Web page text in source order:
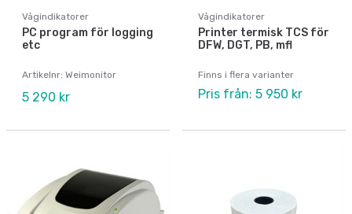
Vågindikatorer
PC program för logging
etc
Artikelnr: Weimonitor
5 290 kr
Vågindikatorer
Printer termisk TCS för
DFW, DGT, PB, mfl
Finns i flera varianter
Pris från: 5 950 kr